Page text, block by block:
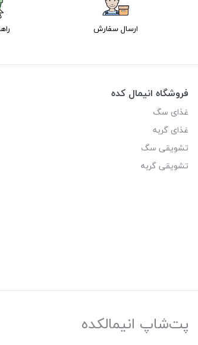
ارسال سفارش
فروشگاه انیمال کده
غذای سگ
غذای گربه
تشویقی سگ
تشویقی گربه
پت‌شاپ انیمالکده